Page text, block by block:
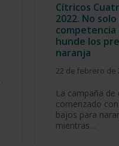
Cítricos
2022. No solo
competencia
hunde los
naranja
22 de febrero de
La campaña de
comenzado
bajos para
mientras…